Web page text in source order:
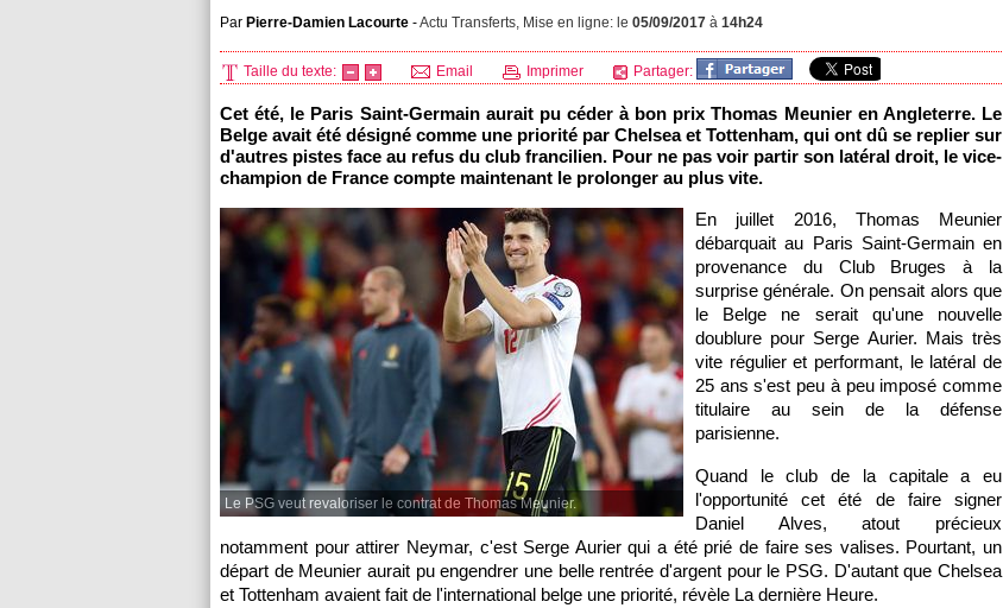
Par Pierre-Damien Lacourte -Actu Transferts, Mise en ligne: le 05/09/2017 à 14h24
Taille du texte: Email Imprimer Partager:
Cet été, le Paris Saint-Germain aurait pu céder à bon prix Thomas Meunier en Angleterre. Le
Belge avait été désigné comme une priorité par Chelsea et Tottenham, qui ont dû se replier sur
d'autres pistes face au refus du club francilien. Pour ne pas voir partir son latéral droit, le vice-
champion de France compte maintenant le prolonger au plus vite.
Le PSG veut revaloriser le contrat de Thomas Meunier.
En juillet 2016, Thomas Meunier
débarquait au Paris Saint-Germain en
provenance du Club Bruges à la
surprise générale. On pensait alors que
le Belge ne serait qu'une nouvelle
doublure pour Serge Aurier. Mais très
vite régulier et performant, le latéral de
25 ans s'est peu à peu imposé comme
titulaire au sein de la défense
parisienne.
Quand le club de la capitale a eu
l'opportunité cet été de faire signer
Daniel Alves, atout précieux
notamment pour attirer Neymar, c'est Serge Aurier qui a été prié de faire ses valises. Pourtant, un
départ de Meunier aurait pu engendrer une belle rentrée d'argent pour le PSG. D'autant que Chelsea
et Tottenham avaient fait de l'international belge une priorité, révèle La dernière Heure.